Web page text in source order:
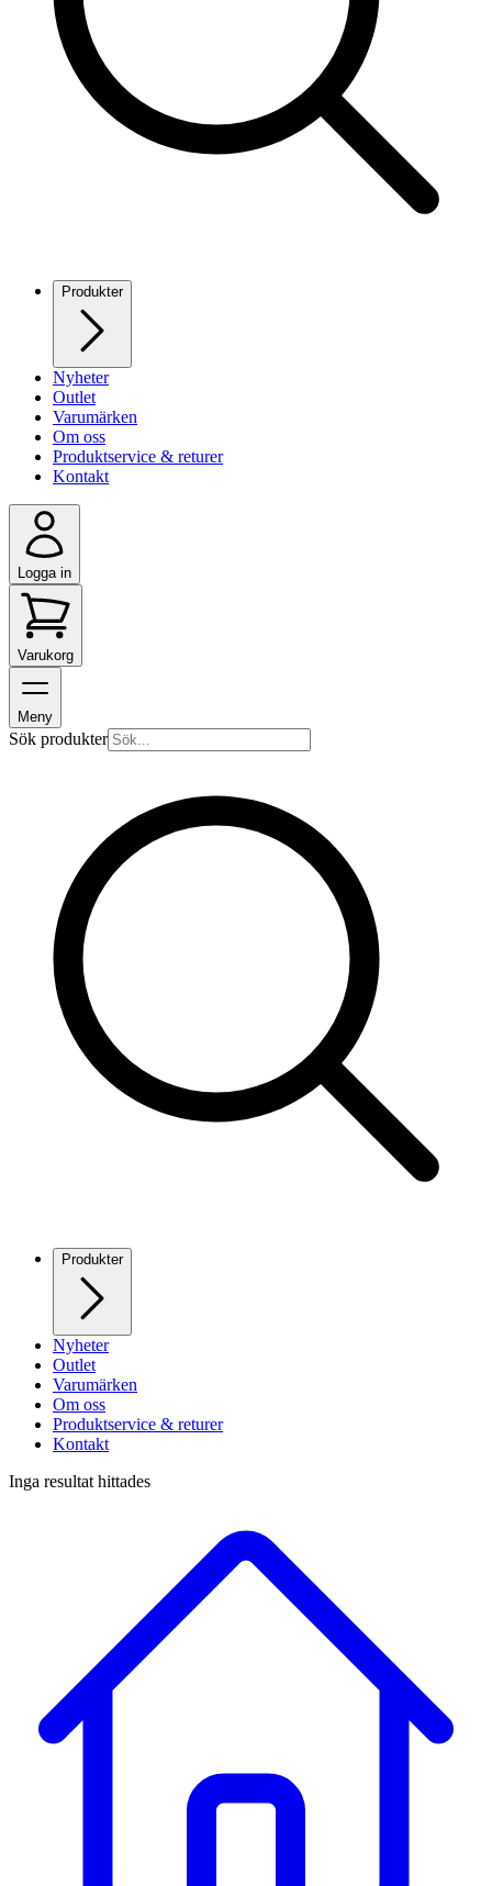
Produkter
Nyheter
Outlet
Varumärken
Om oss
Produktservice & returer
Kontakt
Logga in
Varukorg
Meny
Sök produkter
Produkter
Nyheter
Outlet
Varumärken
Om oss
Produktservice & returer
Kontakt
Inga resultat hittades